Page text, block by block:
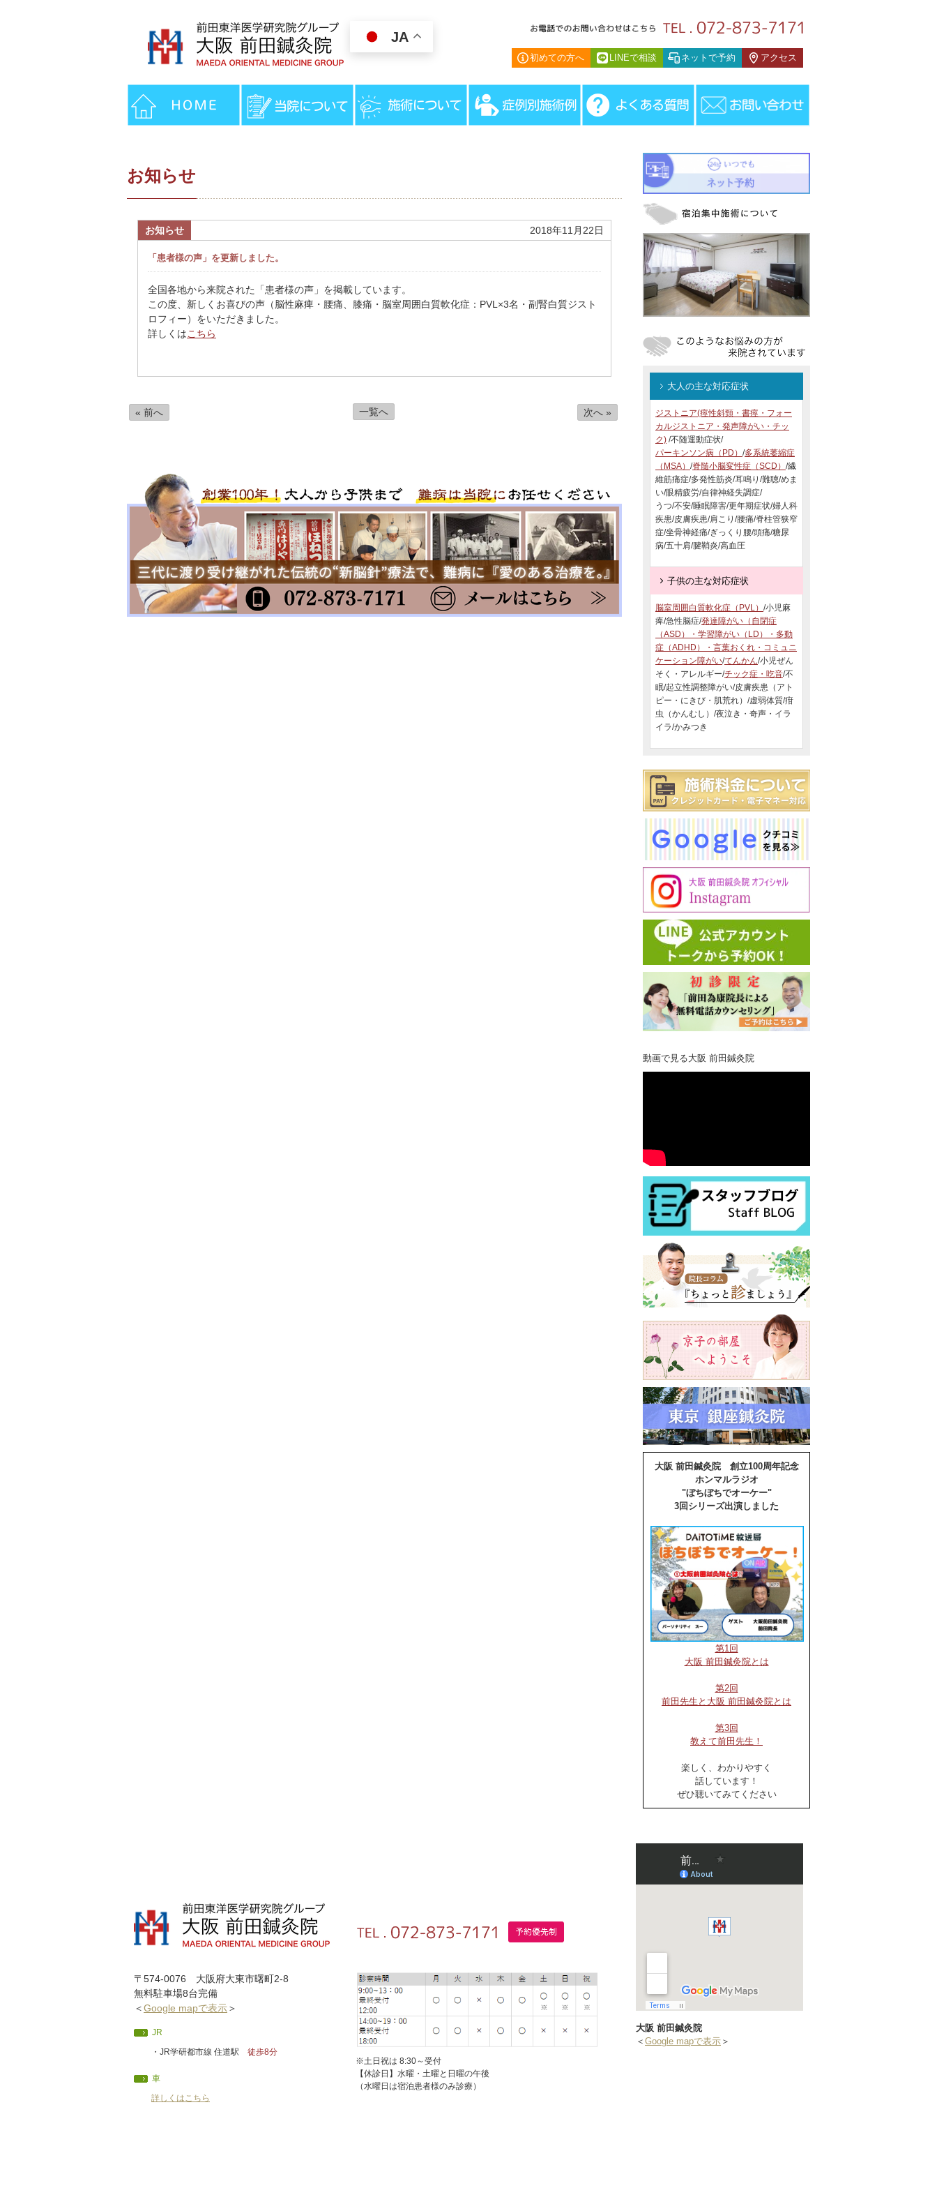
JA
初めての方へ LINEで相談 ネットで予約 アクセス
お知らせ
HOME＞ お知らせ＞ 「患者様の声」を更新しました。
お知らせ
お知らせ 2018年11月22日
「患者様の声」を更新しました。
全国各地から来院された「患者様の声」を掲載しています。
この度、新しくお喜びの声（脳性麻痺・腰痛、膝痛・脳室周囲白質軟化症：PVL×3名・副腎白質ジスト
ロフィー）をいただきました。
詳しくはこちら
« 前へ 一覧へ 次へ »
大人の主な対応症状
ジストニア(痙性斜頸・書痙・フォー
カルジストニア・発声障がい・チッ
ク) /不随運動症状/
パーキンソン病（PD） /多系統萎縮症
（MSA） /脊髄小脳変性症（SCD） /繊
維筋痛症/多発性筋炎/耳鳴り/難聴/めま
い/眼精疲労/自律神経失調症/
うつ/不安/睡眠障害/更年期症状/婦人科
疾患/皮膚疾患/肩こり/腰痛/脊柱管狭窄
症/坐骨神経痛/ぎっくり腰/頭痛/糖尿
病/五十肩/腱鞘炎/高血圧
子供の主な対応症状
脳室周囲白質軟化症（PVL） /小児麻
痺/急性脳症/発達障がい（自閉症
（ASD）・学習障がい（LD）・多動
症（ADHD）・言葉おくれ・コミュニ
ケーション障がい/てんかん/小児ぜん
そく・アレルギー/チック症・吃音/不
眠/起立性調整障がい/皮膚疾患（アト
ピー・にきび・肌荒れ）/虚弱体質/疳
虫（かんむし）/夜泣き・奇声・イラ
イラ/かみつき
動画で見る大阪 前田鍼灸院
大阪 前田鍼灸院 創立100周年記念
ホンマルラジオ
"ぼちぼちでオーケー"
3回シリーズ出演しました
第1回
大阪 前田鍼灸院とは
第2回
前田先生と大阪 前田鍼灸院とは
第3回
教えて前田先生！
楽しく、わかりやすく
話しています！
ぜひ聴いてみてください
〒574-0076 大阪府大東市曙町2-8
無料駐車場8台完備
＜Google mapで表示＞
JR
・JR学研都市線 住道駅 徒歩8分
車
詳しくはこちら
※土日祝は 8:30～受付
【休診日】水曜・土曜と日曜の午後
（水曜日は宿泊患者様のみ診療）
大阪 前田鍼灸院
＜ Google mapで表示 ＞